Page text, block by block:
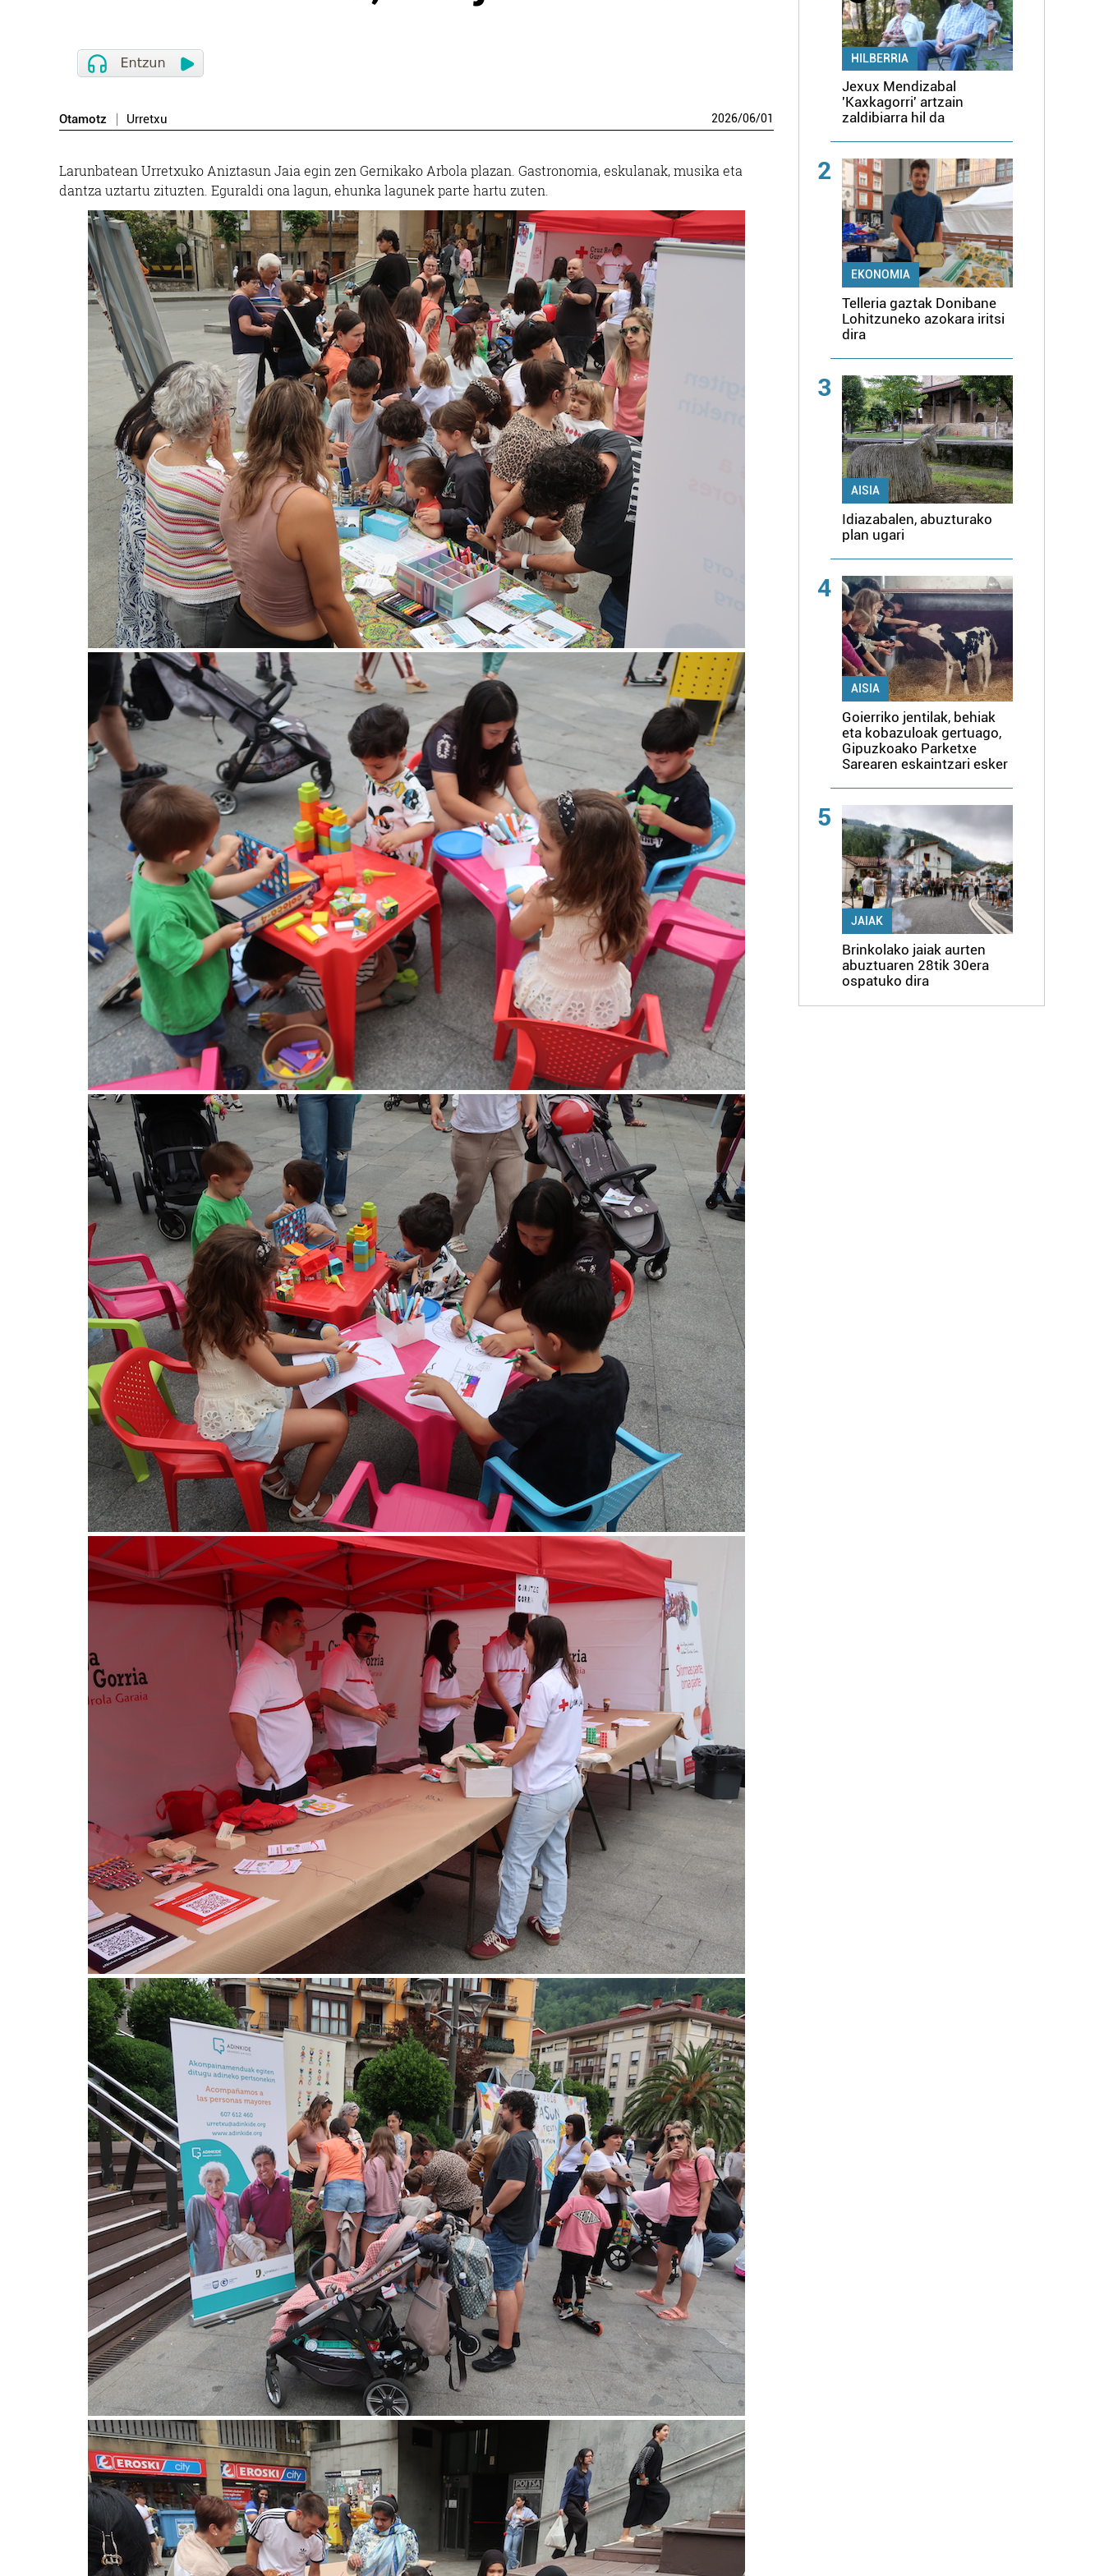
Otamotz Urretxu 2026/06/01
Larunbatean Urretxuko Aniztasun Jaia egin zen Gernikako Arbola plazan. Gastronomia, eskulanak, musika eta
dantza uztartu zituzten. Eguraldi ona lagun, ehunka lagunek parte hartu zuten.
HILBERRIA
Jexux Mendizabal
'Kaxkagorri' artzain
zaldibiarra hil da
2
EKONOMIA
Telleria gaztak Donibane
Lohitzuneko azokara iritsi
dira
3
AISIA
Idiazabalen, abuzturako
plan ugari
4
AISIA
Goierriko jentilak, behiak
eta kobazuloak gertuago,
Gipuzkoako Parketxe
Sarearen eskaintzari esker
5
JAIAK
Brinkolako jaiak aurten
abuztuaren 28tik 30era
ospatuko dira